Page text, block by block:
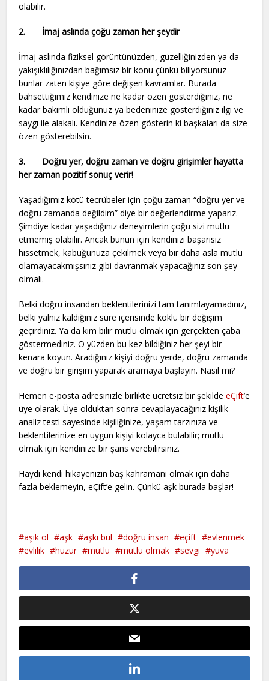
olabilir.
2. İmaj aslında çoğu zaman her şeydir
İmaj aslında fiziksel görüntünüzden, güzelliğinizden ya da
yakışıklılığınızdan bağımsız bir konu çünkü biliyorsunuz
bunlar zaten kişiye göre değişen kavramlar. Burada
bahsettiğimiz kendinize ne kadar özen gösterdiğiniz, ne
kadar bakımlı olduğunuz ya bedeninize gösterdiğiniz ilgi ve
saygı ile alakalı. Kendinize özen gösterin ki başkaları da size
özen gösterebilsin.
3. Doğru yer, doğru zaman ve doğru girişimler hayatta
her zaman pozitif sonuç verir!
Yaşadığımız kötü tecrübeler için çoğu zaman “doğru yer ve
doğru zamanda değildim” diye bir değerlendirme yaparız.
Şimdiye kadar yaşadığınız deneyimlerin çoğu sizi mutlu
etmemiş olabilir. Ancak bunun için kendinizi başarısız
hissetmek, kabuğunuza çekilmek veya bir daha asla mutlu
olamayacakmışsınız gibi davranmak yapacağınız son şey
olmalı.
Belki doğru insandan beklentilerinizi tam tanımlayamadınız,
belki yalnız kaldığınız süre içerisinde köklü bir değişim
geçirdiniz. Ya da kim bilir mutlu olmak için gerçekten çaba
göstermediniz. O yüzden bu kez bildiğiniz her şeyi bir
kenara koyun. Aradığınız kişiyi doğru yerde, doğru zamanda
ve doğru bir girişim yaparak aramaya başlayın. Nasıl mı?
Hemen e-posta adresinizle birlikte ücretsiz bir şekildeeÇift’e
üye olarak. Üye olduktan sonra cevaplayacağınız kişilik
analiz testi sayesinde kişiliğinize, yaşam tarzınıza ve
beklentilerinize en uygun kişiyi kolayca bulabilir; mutlu
olmak için kendinize bir şans verebilirsiniz.
Haydi kendi hikayenizin baş kahramanı olmak için daha
fazla beklemeyin, eÇift’e gelin. Çünkü aşk burada başlar!
aşık ol aşk aşkı bul doğru insan eçift
evlenmek
evlilik
huzur mutlu mutlu olmak sevgi yuva